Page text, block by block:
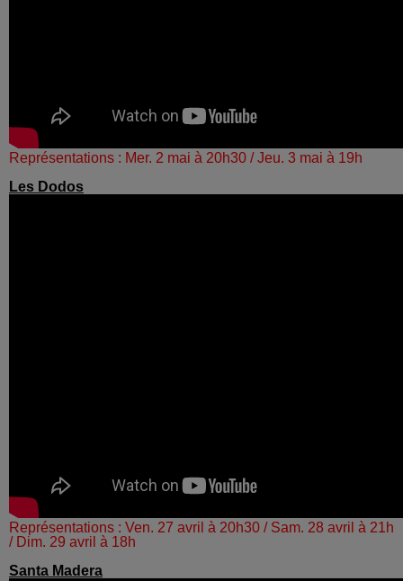
Représentations : Mer. 2 mai à 20h30 / Jeu. 3 mai à 19h
Les Dodos
Représentations : Ven. 27 avril à 20h30 / Sam. 28 avril à 21h
/ Dim. 29 avril à 18h
Santa Madera